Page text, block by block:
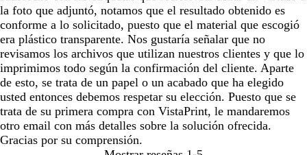
la foto que adjuntó, notamos que el resultado obtenido es
conforme a lo solicitado, puesto que el material que escogió
era plástico transparente. Nos gustaría señalar que no
revisamos los archivos que utilizan nuestros clientes y que lo
imprimimos todo según la confirmación del cliente. Aparte
de esto, se trata de un papel o un acabado que ha elegido
usted entonces debemos respetar su elección. Puesto que se
trata de su primera compra con VistaPrint, le mandaremos
otro email con más detalles sobre la solución ofrecida.
Gracias por su comprensión.